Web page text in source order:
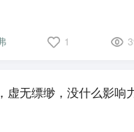
1
虚无缥缈，没什么影响